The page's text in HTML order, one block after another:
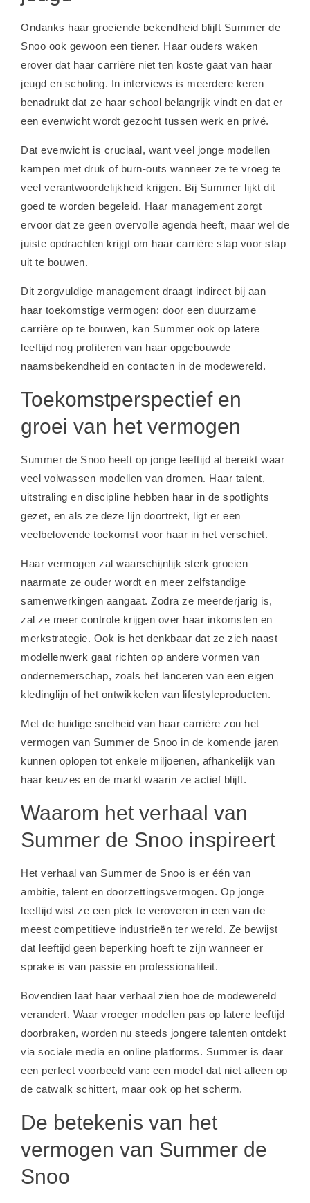
Ondanks haar groeiende bekendheid blijft Summer de
Snoo ook gewoon een tiener. Haar ouders waken
erover dat haar carrière niet ten koste gaat van haar
jeugd en scholing. In interviews is meerdere keren
benadrukt dat ze haar school belangrijk vindt en dat er
een evenwicht wordt gezocht tussen werk en privé.
Dat evenwicht is cruciaal, want veel jonge modellen
kampen met druk of burn-outs wanneer ze te vroeg te
veel verantwoordelijkheid krijgen. Bij Summer lijkt dit
goed te worden begeleid. Haar management zorgt
ervoor dat ze geen overvolle agenda heeft, maar wel de
juiste opdrachten krijgt om haar carrière stap voor stap
uit te bouwen.
Dit zorgvuldige management draagt indirect bij aan
haar toekomstige vermogen: door een duurzame
carrière op te bouwen, kan Summer ook op latere
leeftijd nog profiteren van haar opgebouwde
naamsbekendheid en contacten in de modewereld.
Toekomstperspectief en
groei van het vermogen
Summer de Snoo heeft op jonge leeftijd al bereikt waar
veel volwassen modellen van dromen. Haar talent,
uitstraling en discipline hebben haar in de spotlights
gezet, en als ze deze lijn doortrekt, ligt er een
veelbelovende toekomst voor haar in het verschiet.
Haar vermogen zal waarschijnlijk sterk groeien
naarmate ze ouder wordt en meer zelfstandige
samenwerkingen aangaat. Zodra ze meerderjarig is,
zal ze meer controle krijgen over haar inkomsten en
merkstrategie. Ook is het denkbaar dat ze zich naast
modellenwerk gaat richten op andere vormen van
ondernemerschap, zoals het lanceren van een eigen
kledinglijn of het ontwikkelen van lifestyleproducten.
Met de huidige snelheid van haar carrière zou het
vermogen van Summer de Snoo in de komende jaren
kunnen oplopen tot enkele miljoenen, afhankelijk van
haar keuzes en de markt waarin ze actief blijft.
Waarom het verhaal van
Summer de Snoo inspireert
Het verhaal van Summer de Snoo is er één van
ambitie, talent en doorzettingsvermogen. Op jonge
leeftijd wist ze een plek te veroveren in een van de
meest competitieve industrieën ter wereld. Ze bewijst
dat leeftijd geen beperking hoeft te zijn wanneer er
sprake is van passie en professionaliteit.
Bovendien laat haar verhaal zien hoe de modewereld
verandert. Waar vroeger modellen pas op latere leeftijd
doorbraken, worden nu steeds jongere talenten ontdekt
via sociale media en online platforms. Summer is daar
een perfect voorbeeld van: een model dat niet alleen op
de catwalk schittert, maar ook op het scherm.
De betekenis van het
vermogen van Summer de
Snoo